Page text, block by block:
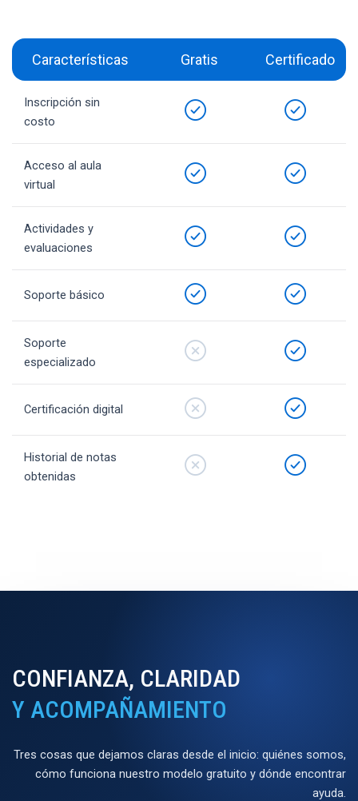
Características Gratis Certificado
Inscripción sin
costo
Acceso al aula
virtual
Actividades y
evaluaciones
Soporte básico
Soporte
especializado
Certificación digital
Historial de notas
obtenidas
CONFIANZA, CLARIDAD
Y ACOMPAÑAMIENTO
Tres cosas que dejamos claras desde el inicio: quiénes somos,
cómo funciona nuestro modelo gratuito y dónde encontrar
ayuda.